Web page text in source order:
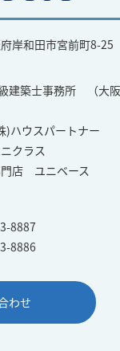
岸和田市宮前町8-25
建築士事務所 （大
ハウスパートナー
クラス
門店 ユニベース
8887
8886
わせ